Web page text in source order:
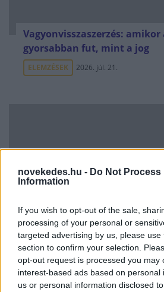
novekedes.hu - Do Not Process
Information
If you wish to opt-out of the sale,
processing of your personal or
targeted advertising by us, please
section to confirm your selection.
opt-out request is processed you may
interest-based ads based on personal
us or personal information disclosed
Vagyonvisszaszerzés: amikor
gyorsabban fut, mint a jog
ELEMZÉSEK 2026. júl. 21.
Kéthónapos a Tisza-
ELEMZÉSEK 2026. júl. 21.